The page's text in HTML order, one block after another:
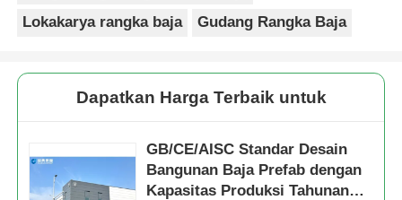
Lokakarya rangka baja
Gudang Rangka Baja
Dapatkan Harga Terbaik untuk
GB/CE/AISC Standar Desain
Bangunan Baja Prefab dengan
Kapasitas Produksi Tahunan